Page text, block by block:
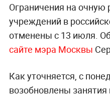
Ограничения на очную
учреждений в
отменены с 13 июля.
сайте мэра Москвы
Как уточняется, с
возобновлены занятия